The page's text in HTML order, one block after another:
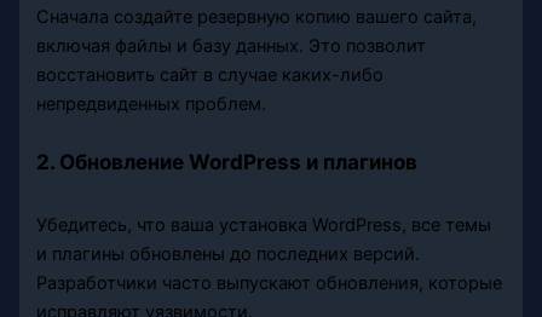
Сначала создайте резервную копию вашего сайта,
включая файлы и базу данных. Это позволит
восстановить сайт в случае каких-либо
непредвиденных проблем.
2. Обновление WordPress и плагинов
Убедитесь, что ваша установка WordPress, все темы
и плагины обновлены до последних версий.
Разработчики часто выпускают обновления, которые
исправляют уязвимости.